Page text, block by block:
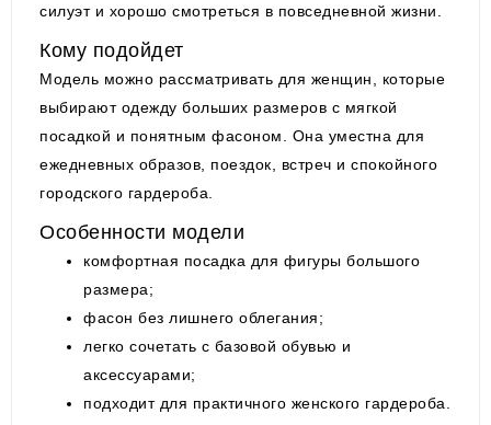
силуэт и хорошо смотреться в повседневной жизни.
Кому подойдет
Модель можно рассматривать для женщин, которые
выбирают одежду больших размеров с мягкой
посадкой и понятным фасоном. Она уместна для
ежедневных образов, поездок, встреч и спокойного
городского гардероба.
Особенности модели
комфортная посадка для фигуры большого
размера;
фасон без лишнего облегания;
легко сочетать с базовой обувью и
аксессуарами;
подходит для практичного женского гардероба.